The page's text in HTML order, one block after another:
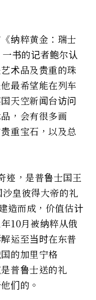
纳粹黄金：瑞士
书的记者鲍尔认
术品及贵重的珠
最希望能在列车
天空新闻台访问
，会有很多画
重宝石，以及总
迹，是普鲁士国王
皇彼得大帝的礼
造而成，价值估计
10月被纳粹从俄
运至当时在东普
的加里宁格
普鲁士送的礼
们的。